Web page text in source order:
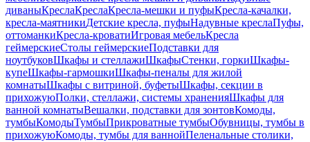
диваныКреслаКреслаКресла-мешки и пуфыКресла-качалки,
кресла-маятникиДетские кресла, пуфыНадувные креслаПуфы,
оттоманкиКресла-кроватиИгровая мебельКресла
геймерскиеСтолы геймерскиеПодставки для
ноутбуковШкафы и стеллажиШкафыСтенки, горкиШкафы-
купеШкафы-гармошкиШкафы-пеналы для жилой
комнатыШкафы с витриной, буфетыШкафы, секции в
прихожуюПолки, стеллажи, системы храненияШкафы для
ванной комнатыВешалки, подставки для зонтовКомоды,
тумбыКомодыТумбыПрикроватные тумбыОбувницы, тумбы в
прихожуюКомоды, тумбы для ваннойПеленальные столики,